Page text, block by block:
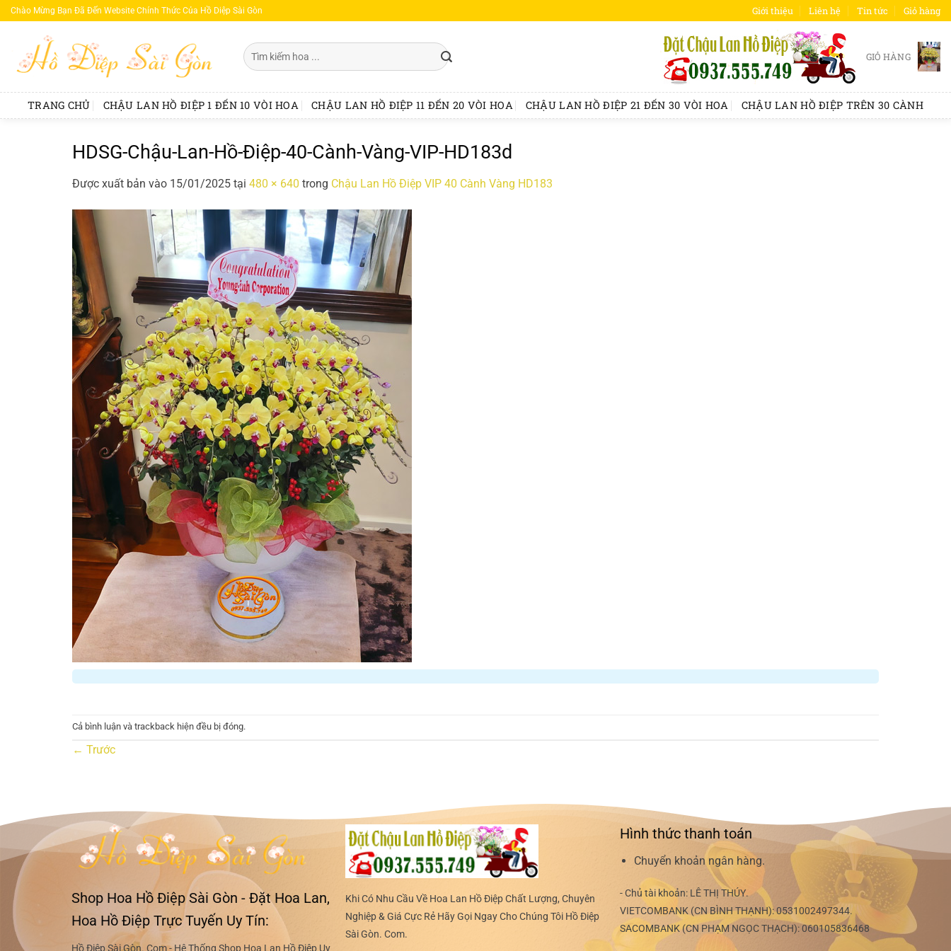
Bỏ
qua
dung
Chào Mừng Bạn Đã Đến Website Chính Thức Của Hồ Diệp Sài Gòn Giới thiệu Liên hệ Tin tức Giỏ hàng
Tìm
kiếm:
GIỎ HÀNG
TRANG CHỦ CHẬU LAN HỒ ĐIỆP 1 ĐẾN 10 VÒI HOA CHẬU LAN HỒ ĐIỆP 11 ĐẾN 20 VÒI HOA CHẬU LAN HỒ ĐIỆP 21 ĐẾN 30 VÒI HOA CHẬU LAN HỒ ĐIỆP TRÊN 30 CÀNH
HDSG-Chậu-Lan-Hồ-Điệp-40-Cành-Vàng-VIP-HD183d
Được xuất bản vào 15/01/2025 tại 480 × 640 trong Chậu Lan Hồ Điệp VIP 40 Cành Vàng HD183
Cả bình luận và trackback hiện đều bị đóng.
← Trước
Shop Hoa Hồ Điệp Sài Gòn - Đặt Hoa Lan,
Hoa Hồ Điệp Trực Tuyến Uy Tín:
Khi Có Nhu Cầu Về Hoa Lan Hồ Điệp Chất Lượng, Chuyên
Nghiệp & Giá Cực Rẻ Hãy Gọi Ngay Cho Chúng Tôi Hồ Điệp
Sài Gòn. Com.
Hình thức thanh toán
Chuyển khoản ngân hàng.
- Chủ tài khoản: LÊ THỊ THÚY.
VIETCOMBANK (CN BÌNH THẠNH):0531002497344.
SACOMBANK (CN PHẠM NGỌC THẠCH):060105836468